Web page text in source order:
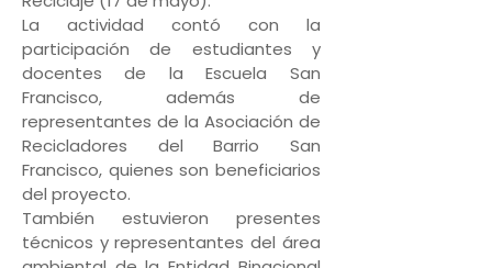
La actividad contó con la
participación de estudiantes y
docentes de la Escuela San
Francisco, además de
representantes de la Asociación de
Recicladores del Barrio San
Francisco, quienes son beneficiarios
del proyecto.
También estuvieron presentes
técnicos y representantes del área